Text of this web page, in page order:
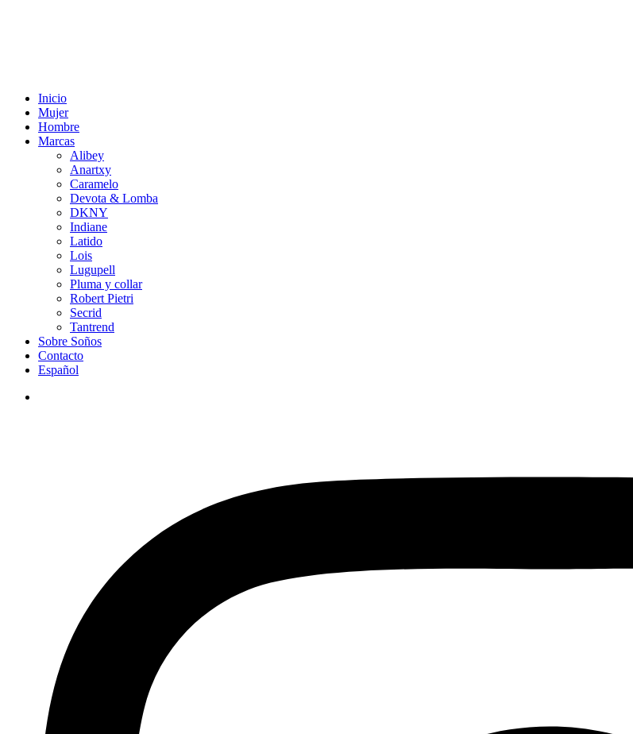
Inicio
Mujer
Hombre
Marcas
Alibey
Anartxy
Caramelo
Devota & Lomba
DKNY
Indiane
Latido
Lois
Lugupell
Pluma y collar
Robert Pietri
Secrid
Tantrend
Sobre Soños
Contacto
Español